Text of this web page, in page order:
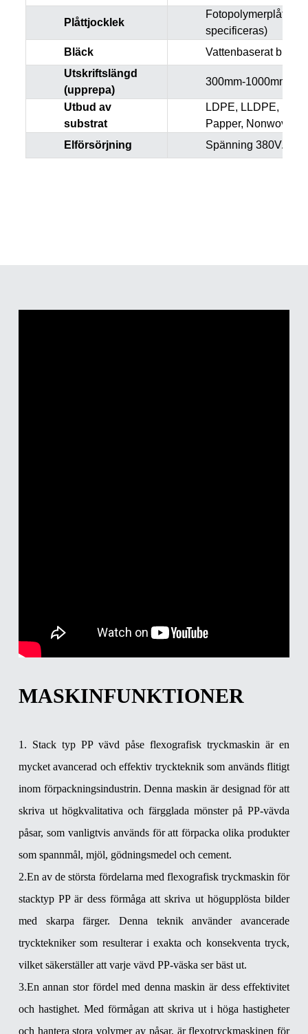
Plåttjocklek
Fotopolymerplåt 1,7
specificeras)
Bläck
Vattenbaserat bläck
Utskriftslängd
(upprepa)
300mm-1000mm
Utbud av
substrat
LDPE, LLDPE,
Papper, Nonwoven
Elförsörjning
Spänning 380V. 50
MASKINFUNKTIONER
1. Stack typ PP vävd påse flexografisk tryckmaskin är en
mycket avancerad och effektiv tryckteknik som används flitigt
inom förpackningsindustrin. Denna maskin är designad för att
skriva ut högkvalitativa och färgglada mönster på PP-vävda
påsar, som vanligtvis används för att förpacka olika produkter
som spannmål, mjöl, gödningsmedel och cement.
2.En av de största fördelarna med flexografisk tryckmaskin för
stacktyp PP är dess förmåga att skriva ut högupplösta bilder
med skarpa färger. Denna teknik använder avancerade
trycktekniker som resulterar i exakta och konsekventa tryck,
vilket säkerställer att varje vävd PP-väska ser bäst ut.
3.En annan stor fördel med denna maskin är dess effektivitet
och hastighet. Med förmågan att skriva ut i höga hastigheter
och hantera stora volymer av påsar, är flexotryckmaskinen för